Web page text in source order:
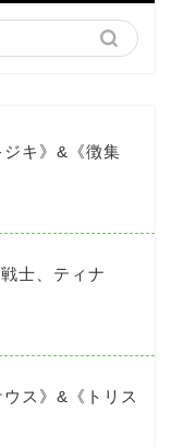
ジキ》&《徴集
士、ティナ
ス》&《トリス